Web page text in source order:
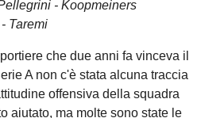
- Koopmeiners
Taremi
che due anni fa vinceva il
A non c'è stata alcuna traccia
offensiva della squadra
aiutato, ma molte sono state le